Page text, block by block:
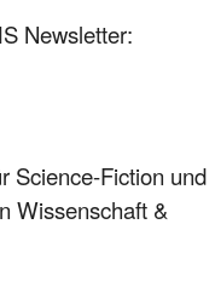
Newsletter:
Science-Fiction und
Wissenschaft &